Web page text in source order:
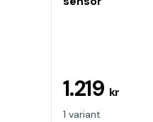
1.219 kr
1 variant